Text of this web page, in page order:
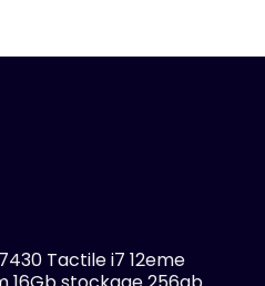
7430 Tactile i7 12eme